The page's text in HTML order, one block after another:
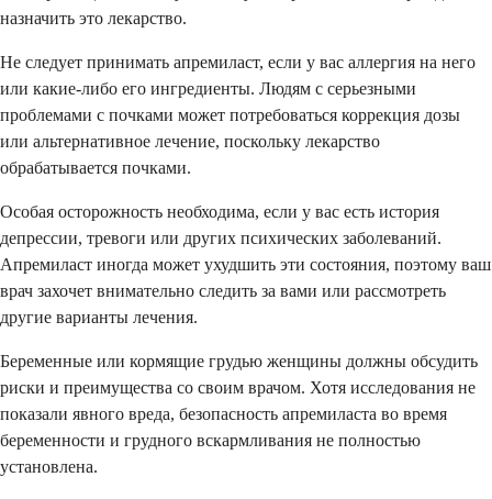
назначить это лекарство.
Не следует принимать апремиласт, если у вас аллергия на него
или какие-либо его ингредиенты. Людям с серьезными
проблемами с почками может потребоваться коррекция дозы
или альтернативное лечение, поскольку лекарство
обрабатывается почками.
Особая осторожность необходима, если у вас есть история
депрессии, тревоги или других психических заболеваний.
Апремиласт иногда может ухудшить эти состояния, поэтому ваш
врач захочет внимательно следить за вами или рассмотреть
другие варианты лечения.
Беременные или кормящие грудью женщины должны обсудить
риски и преимущества со своим врачом. Хотя исследования не
показали явного вреда, безопасность апремиласта во время
беременности и грудного вскармливания не полностью
установлена.